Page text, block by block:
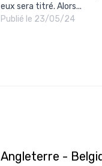
eux sera titré. Alors...
Publié le 23/05/24
Angleterre -